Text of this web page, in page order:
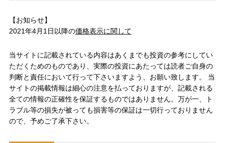
【お知らせ】
2021年4月1日以降の価格表示に関して
当サイトに記載されている内容はあくまでも投資の参考にしてい
ただくためのものであり、実際の投資にあたっては読者ご自身の
判断と責任において行って下さいますよう、お願い致します。 当
サイトの掲載情報は細心の注意を払っておりますが、記載される
全ての情報の正確性を保証するものではありません。万が一、ト
ラブル等の損失が被っても損害等の保証は一切行っておりません
ので、予めご了承下さい。